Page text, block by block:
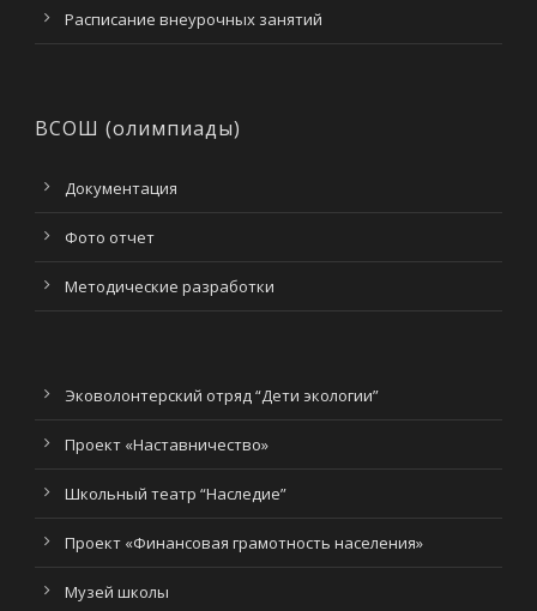
Расписание внеурочных занятий
ВСОШ (олимпиады)
Документация
Фото отчет
Методические разработки
Эковолонтерский отряд “Дети экологии”
Проект «Наставничество»
Школьный театр “Наследие”
Проект «Финансовая грамотность населения»
Музей школы